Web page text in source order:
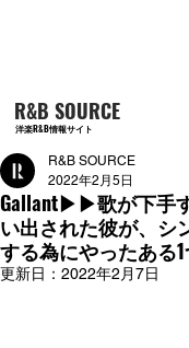
R&B SOURCE
洋楽R&B情報サイト
Gallant▶︎▶︎歌が下手
い出された彼が、シ
する為にやったある
R&B SOURCE
2022年2月5日
更新日： 2022年2月7日